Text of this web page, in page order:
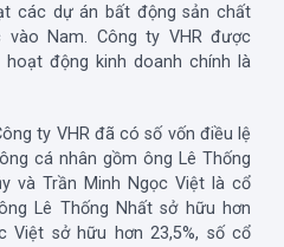
các dự án bất động sản chất
Nam. Công ty VHR được
động kinh doanh chính là
ty VHR đã có số vốn điều lệ
cá nhân gồm ông Lê Thống
và Trần Minh Ngọc Việt là cổ
Lê Thống Nhất sở hữu hơn
Việt sở hữu hơn 23,5%, số cổ